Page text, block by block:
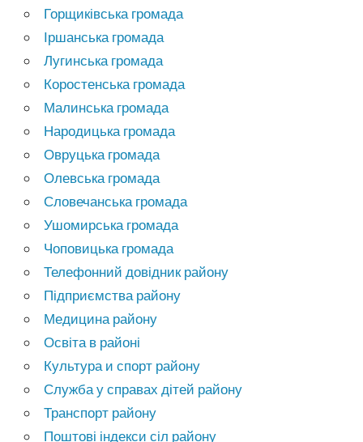
Горщиківська громада
Іршанська громада
Лугинська громада
Коростенська громада
Малинська громада
Народицька громада
Овруцька громада
Олевська громада
Словечанська громада
Ушомирська громада
Чоповицька громада
Телефонний довідник району
Підприємства району
Медицина району
Освіта в районі
Культура и спорт району
Служба у справах дітей району
Транспорт району
Поштові індекси сіл району